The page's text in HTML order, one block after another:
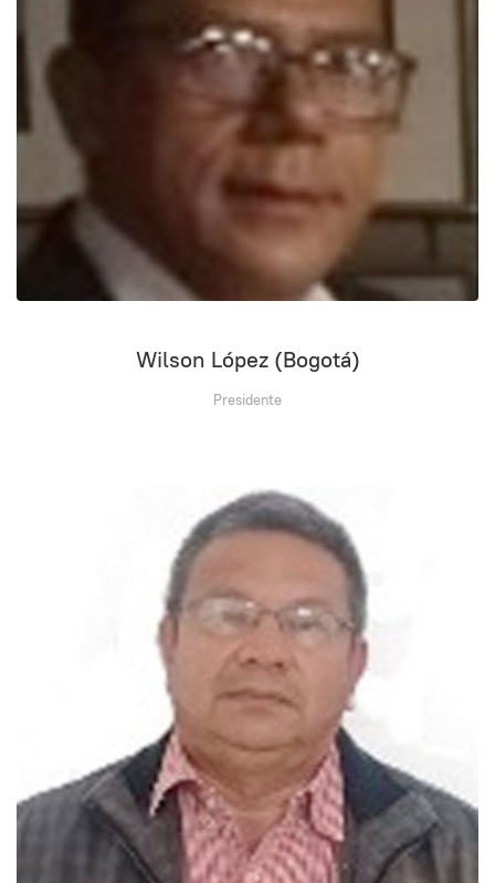
Wilson López (Bogotá)
Presidente